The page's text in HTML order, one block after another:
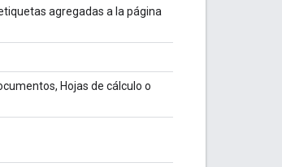
agregadas a la página
Hojas de cálculo o